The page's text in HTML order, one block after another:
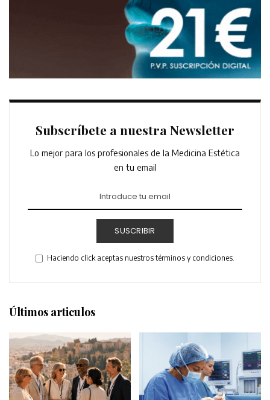
Subscríbete a nuestra Newsletter
Lo mejor para los profesionales de la Medicina Estética
en tu email
SUSCRIBIR
Haciendo click aceptas nuestros términos y condiciones.
Últimos articulos